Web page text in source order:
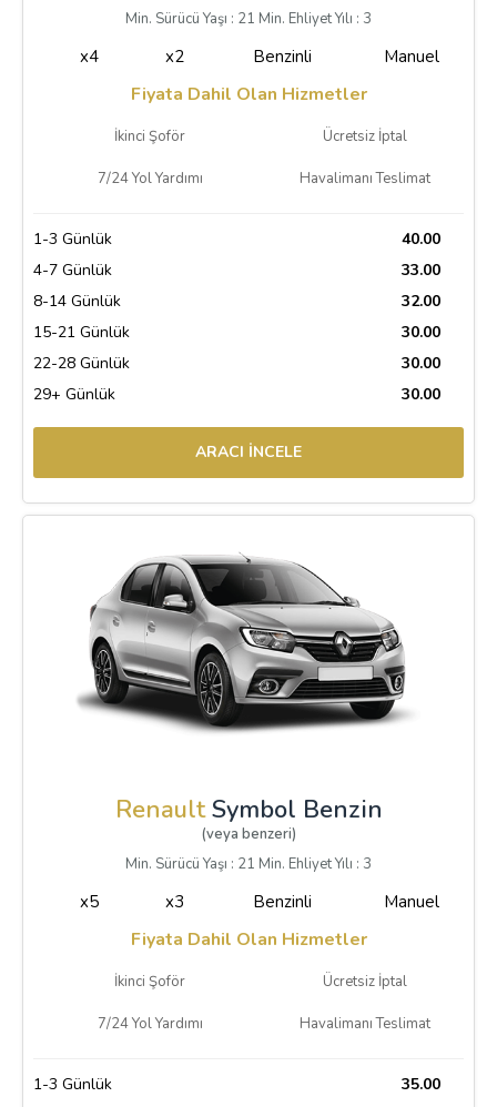
Min. Sürücü Yaşı : 21 Min. Ehliyet Yılı : 3
x4 x2 Benzinli Manuel
Fiyata Dahil Olan Hizmetler
İkinci Şoför Ücretsiz İptal
7/24 Yol Yardımı Havalimanı Teslimat
1-3 Günlük
40.00
4-7 Günlük
33.00
8-14 Günlük
32.00
15-21 Günlük
30.00
22-28 Günlük
30.00
29+ Günlük
30.00
ARACI İNCELE
RenaultSymbol Benzin
(veya benzeri)
Min. Sürücü Yaşı : 21 Min. Ehliyet Yılı : 3
x5 x3 Benzinli Manuel
Fiyata Dahil Olan Hizmetler
İkinci Şoför Ücretsiz İptal
7/24 Yol Yardımı Havalimanı Teslimat
1-3 Günlük
35.00